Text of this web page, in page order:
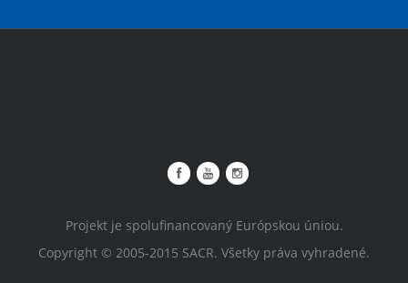
Projekt je spolufinancovaný Európskou úniou.
Copyright © 2005-2015 SACR. Všetky práva vyhradené.